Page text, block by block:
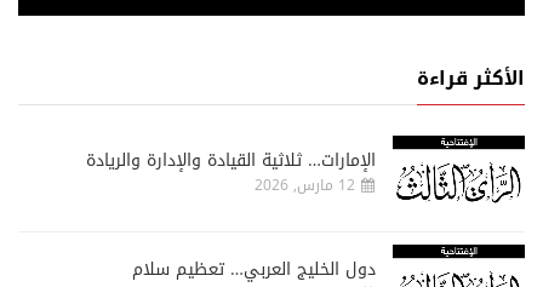
الأكثر قراءة
الإمارات… ثلاثية القيادة والإدارة والريادة
12 مارس, 2026
دول الخليج العربي… تعظيم سلام